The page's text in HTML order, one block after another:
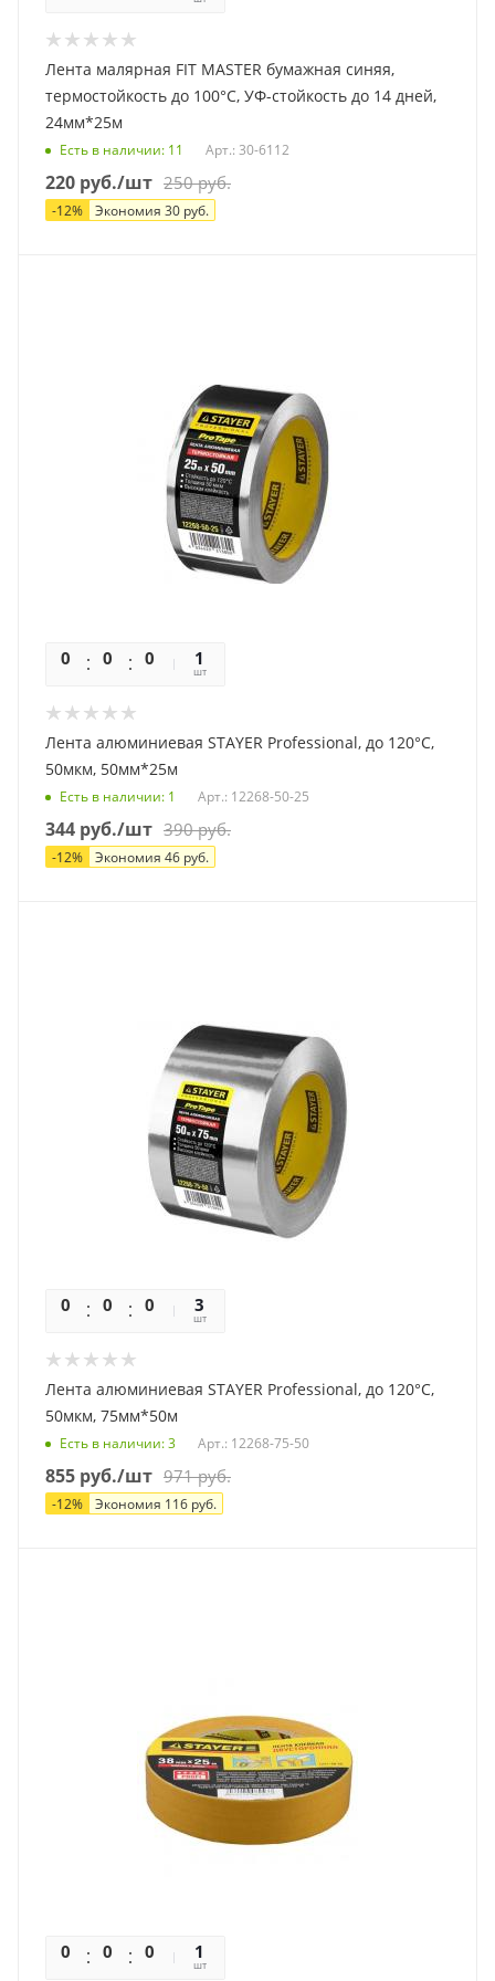
Лента малярная FIT MASTER бумажная синяя,
термостойкость до 100°С, УФ-стойкость до 14 дней,
24мм*25м
Есть в наличии: 11 Арт.: 30-6112
220 руб./шт 250руб.
-12% Экономия 30 руб.
0 0 0 01
шт
Лента алюминиевая STAYER Professional, до 120°С,
50мкм, 50мм*25м
Есть в наличии: 1 Арт.: 12268-50-25
344 руб./шт 390руб.
-12% Экономия 46 руб.
0 0 0 03
шт
Лента алюминиевая STAYER Professional, до 120°С,
50мкм, 75мм*50м
Есть в наличии: 3 Арт.: 12268-75-50
855 руб./шт 971руб.
-12% Экономия 116 руб.
0 0 0 01
шт